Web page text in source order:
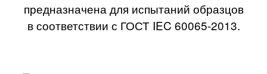
предназначена для испытаний образцов
в соответствии с ГОСТ IEC 60065-2013.